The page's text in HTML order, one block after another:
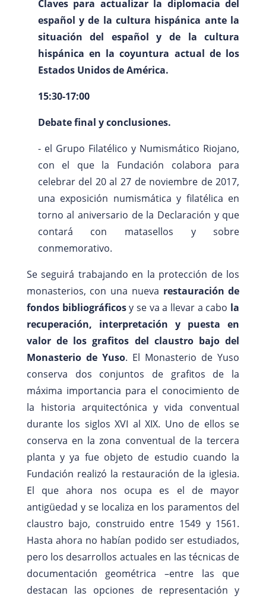
Claves para actualizar la diplomacia del
español y de la cultura hispánica ante la
situación del español y de la cultura
hispánica en la coyuntura actual de los
Estados Unidos de América.
15:30-17:00
Debate final y conclusiones.
- el Grupo Filatélico y Numismático Riojano,
con el que la Fundación colabora para
celebrar del 20 al 27 de noviembre de 2017,
una exposición numismática y filatélica en
torno al aniversario de la Declaración y que
contará con matasellos y sobre
conmemorativo.
Se seguirá trabajando en la protección de los
monasterios, con una nueva restauración de
fondos bibliográficosy se va a llevar a cabo la
recuperación, interpretación y puesta en
valor de los grafitos del claustro bajo del
Monasterio de Yuso. El Monasterio de Yuso
conserva dos conjuntos de grafitos de la
máxima importancia para el conocimiento de
la historia arquitectónica y vida conventual
durante los siglos XVI al XIX. Uno de ellos se
conserva en la zona conventual de la tercera
planta y ya fue objeto de estudio cuando la
Fundación realizó la restauración de la iglesia.
El que ahora nos ocupa es el de mayor
antigüedad y se localiza en los paramentos del
claustro bajo, construido entre 1549 y 1561.
Hasta ahora no habían podido ser estudiados,
pero los desarrollos actuales en las técnicas de
documentación geométrica –entre las que
destacan las opciones de representación y